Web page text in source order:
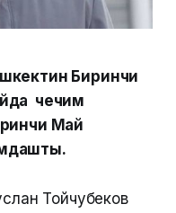
Биринчи
чечим
Май
Тойчубеков